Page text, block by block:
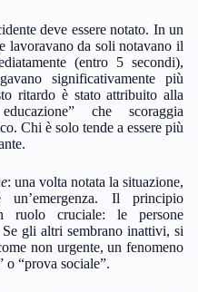
deve essere notato. In un
lavoravano da soli notavano il
(entro 5 secondi),
significativamente più
ritardo è stato attribuito alla
che scoraggia
Chi è solo tende a essere più
: una volta notata la situazione,
un’emergenza. Il principio
ruolo cruciale: le persone
gli altri sembrano inattivi, si
non urgente, un fenomeno
o “prova sociale”.